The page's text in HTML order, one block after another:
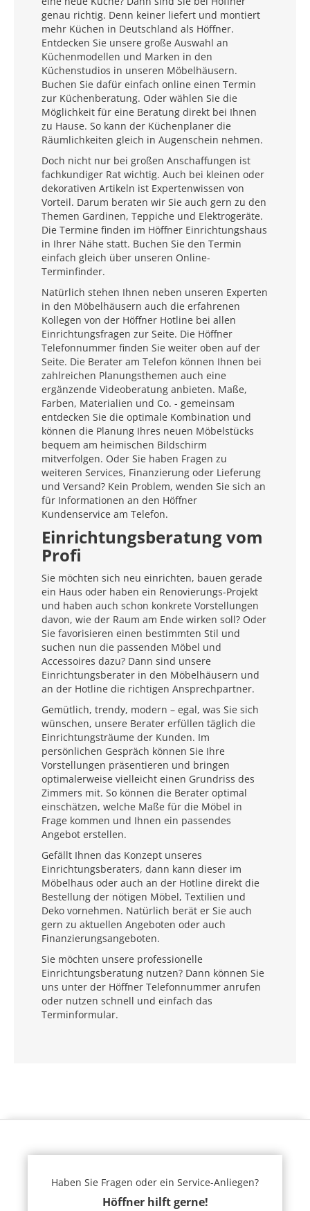
genau richtig. Denn keiner liefert und montiert
mehr Küchen in Deutschland als Höffner.
Entdecken Sie unsere große Auswahl an
Küchenmodellen und Marken in den
Küchenstudios in unseren Möbelhäusern.
Buchen Sie dafür einfach online einen Termin
zur Küchenberatung. Oder wählen Sie die
Möglichkeit für eine Beratung direkt bei Ihnen
zu Hause. So kann der Küchenplaner die
Räumlichkeiten gleich in Augenschein nehmen.
Doch nicht nur bei großen Anschaffungen ist
fachkundiger Rat wichtig. Auch bei kleinen oder
dekorativen Artikeln ist Expertenwissen von
Vorteil. Darum beraten wir Sie auch gern zu den
Themen Gardinen, Teppiche und Elektrogeräte.
Die Termine finden im Höffner Einrichtungshaus
in Ihrer Nähe statt. Buchen Sie den Termin
einfach gleich über unseren Online-
Terminfinder.
Natürlich stehen Ihnen neben unseren Experten
in den Möbelhäusern auch die erfahrenen
Kollegen von der Höffner Hotline bei allen
Einrichtungsfragen zur Seite. Die Höffner
Telefonnummer finden Sie weiter oben auf der
Seite. Die Berater am Telefon können Ihnen bei
zahlreichen Planungsthemen auch eine
ergänzende Videoberatung anbieten. Maße,
Farben, Materialien und Co. - gemeinsam
entdecken Sie die optimale Kombination und
können die Planung Ihres neuen Möbelstücks
bequem am heimischen Bildschirm
mitverfolgen. Oder Sie haben Fragen zu
weiteren Services, Finanzierung oder Lieferung
und Versand? Kein Problem, wenden Sie sich an
für Informationen an den Höffner
Kundenservice am Telefon.
Einrichtungsberatung vom
Profi
Sie möchten sich neu einrichten, bauen gerade
ein Haus oder haben ein Renovierungs-Projekt
und haben auch schon konkrete Vorstellungen
davon, wie der Raum am Ende wirken soll? Oder
Sie favorisieren einen bestimmten Stil und
suchen nun die passenden Möbel und
Accessoires dazu? Dann sind unsere
Einrichtungsberater in den Möbelhäusern und
an der Hotline die richtigen Ansprechpartner.
Gemütlich, trendy, modern – egal, was Sie sich
wünschen, unsere Berater erfüllen täglich die
Einrichtungsträume der Kunden. Im
persönlichen Gespräch können Sie Ihre
Vorstellungen präsentieren und bringen
optimalerweise vielleicht einen Grundriss des
Zimmers mit. So können die Berater optimal
einschätzen, welche Maße für die Möbel in
Frage kommen und Ihnen ein passendes
Angebot erstellen.
Gefällt Ihnen das Konzept unseres
Einrichtungsberaters, dann kann dieser im
Möbelhaus oder auch an der Hotline direkt die
Bestellung der nötigen Möbel, Textilien und
Deko vornehmen. Natürlich berät er Sie auch
gern zu aktuellen Angeboten oder auch
Finanzierungsangeboten.
Sie möchten unsere professionelle
Einrichtungsberatung nutzen? Dann können Sie
uns unter der Höffner Telefonnummer anrufen
oder nutzen schnell und einfach das
Terminformular.
Haben Sie Fragen oder ein Service-Anliegen?
Höffner hilft gerne!